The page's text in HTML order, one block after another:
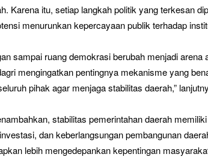
Karena itu, setiap langkah politik yang terkesan
menurunkan kepercayaan publik terhadap
sampai ruang demokrasi berubah menjadi
mengingatkan pentingnya mekanisme yang
pihak agar menjaga stabilitas daerah,”
stabilitas pemerintahan daerah
dan keberlangsungan pembangunan
lebih mengedepankan kepentingan